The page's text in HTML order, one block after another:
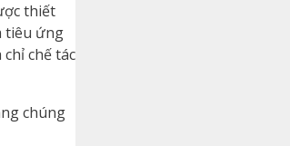
thiết
tiêu ứng
chế tác
chúng